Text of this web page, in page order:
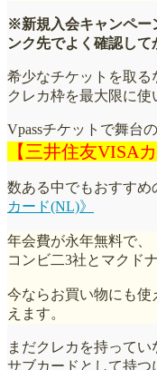
※新規入会キャンペー
ンク先でよく確認して
希少なチケットを取る
クレカ枠を最大限に使
Vpassチケットで舞台
【三井住友VISA
数ある中でもおすす
カード(NL)》
年会費が永年無料で、
コンビ二3社とマクド
今ならお買い物にも使
えます。
まだクレカを持ってい
サブカードとして持つ